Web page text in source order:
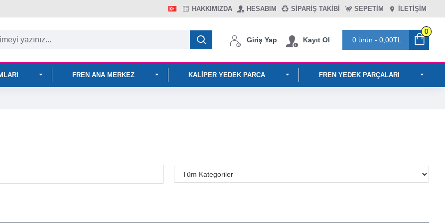
HAKKIMIZDA HESABIM SIPARIŞ TAKIBI SEPETIM İLETİŞİM
Giriş Yap Kayıt Ol 0 ürün - 0,00TL
0
FREN ANA MERKEZ KALIPER YEDEK PARCA FREN YEDEK PARÇALARI